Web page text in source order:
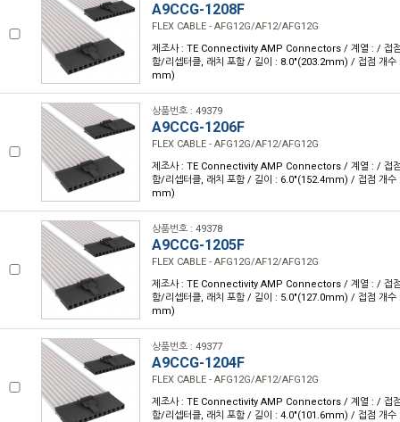
A9CCG-1208F
FLEX CABLE - AFG12G/AF12/AFG12G
제조사 : TE Connectivity AMP Connectors / 계열 : / 접점
함/리셉터클, 래치 포함 / 길이 : 8.0"(203.2mm) / 접점 개
mm)
상품번호 : 49379
A9CCG-1206F
FLEX CABLE - AFG12G/AF12/AFG12G
제조사 : TE Connectivity AMP Connectors / 계열 : / 접점
함/리셉터클, 래치 포함 / 길이 : 6.0"(152.4mm) / 접점 개
mm)
상품번호 : 49378
A9CCG-1205F
FLEX CABLE - AFG12G/AF12/AFG12G
제조사 : TE Connectivity AMP Connectors / 계열 : / 접점
함/리셉터클, 래치 포함 / 길이 : 5.0"(127.0mm) / 접점 개
mm)
상품번호 : 49377
A9CCG-1204F
FLEX CABLE - AFG12G/AF12/AFG12G
제조사 : TE Connectivity AMP Connectors / 계열 : / 접점
함/리셉터클, 래치 포함 / 길이 : 4.0"(101.6mm) / 접점 개